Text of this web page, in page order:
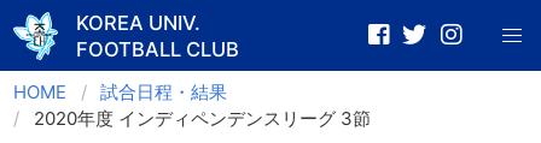
Skip
to
content
KOREA UNIV.
FOOTBALL CLUB
HOME
試合日程・結果
2020年度 インディペンデンスリーグ 3節